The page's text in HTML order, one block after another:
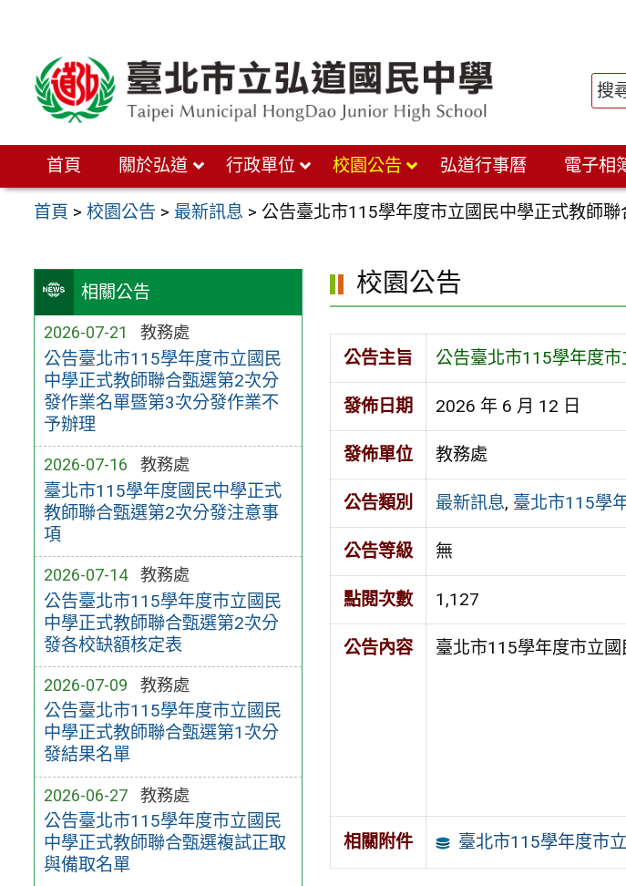
首頁 關於弘道 行政單位 校園公告 弘道行事曆 電子相
首頁 >校園公告 > 最新訊息 > 公告臺北市115學年度市立國民中學正式教師
相關公告
2026-07-21 教務處
公告臺北市115學年度市立國民
中學正式教師聯合甄選第2次分
發作業名單暨第3次分發作業不
予辦理
2026-07-16 教務處
臺北市115學年度國民中學正式
教師聯合甄選第2次分發注意事
項
2026-07-14 教務處
公告臺北市115學年度市立國民
中學正式教師聯合甄選第2次分
發各校缺額核定表
2026-07-09 教務處
公告臺北市115學年度市立國民
中學正式教師聯合甄選第1次分
發結果名單
2026-06-27 教務處
公告臺北市115學年度市立國民
中學正式教師聯合甄選複試正取
與備取名單
校園公告
公告主旨 公告臺北市115學年度
發佈日期 2026 年 6 月 12 日
發佈單位 教務處
公告類別 最新訊息, 臺北市115學
公告等級 無
點閱次數 1,127
公告內容 臺北市115學年度市立
相關附件 臺北市115學年度市